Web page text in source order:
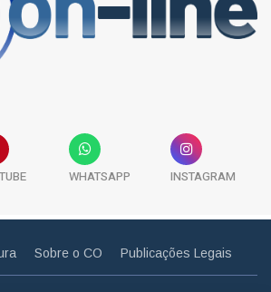
WHATSAPP INSTAGRAM
Sobre o CO Publicações Legais